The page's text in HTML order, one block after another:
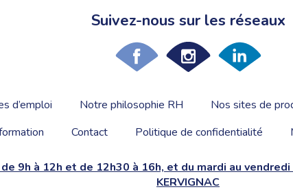
Suivez-nous sur les réseaux
d’emploi Notre philosophie RH Nos sites de
Contact Politique de confidentialité
9h à 12h et de 12h30 à 16h, et du mardi au
KERVIGNAC